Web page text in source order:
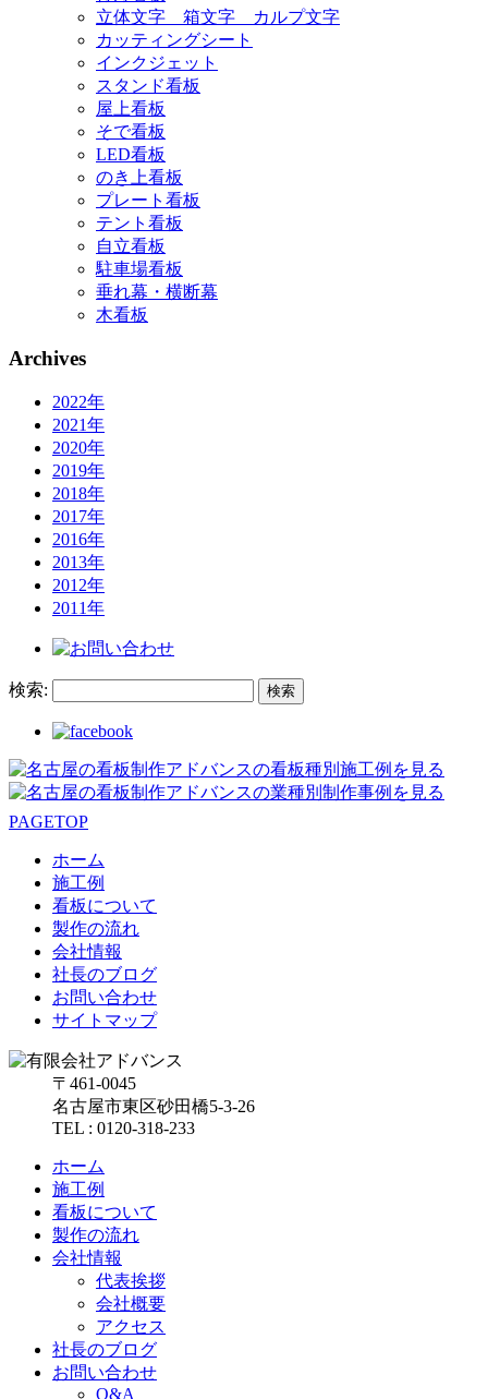
立体文字 箱文字 カルプ文字
カッティングシート
インクジェット
スタンド看板
屋上看板
そで看板
LED看板
のき上看板
プレート看板
テント看板
自立看板
駐車場看板
垂れ幕・横断幕
木看板
Archives
2022年
2021年
2020年
2019年
2018年
2017年
2016年
2013年
2012年
2011年
検索:
PAGETOP
ホーム
施工例
看板について
製作の流れ
会社情報
社長のブログ
お問い合わせ
サイトマップ
〒461-0045
名古屋市東区砂田橋5-3-26
TEL : 0120-318-233
ホーム
施工例
看板について
製作の流れ
会社情報
代表挨拶
会社概要
アクセス
社長のブログ
お問い合わせ
Q&A